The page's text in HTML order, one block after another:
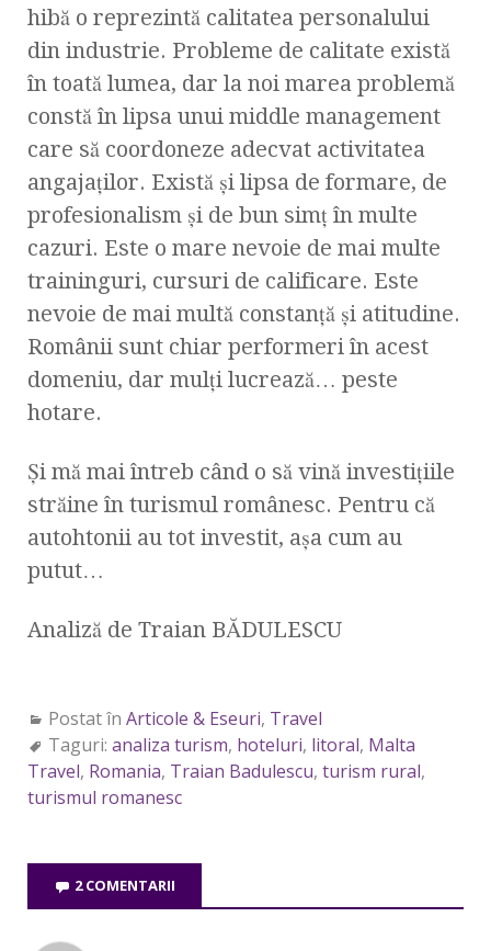
hibă o reprezintă calitatea personalului
din industrie. Probleme de calitate există
în toată lumea, dar la noi marea problemă
constă în lipsa unui middle management
care să coordoneze adecvat activitatea
angajaţilor. Există şi lipsa de formare, de
profesionalism şi de bun simţ în multe
cazuri. Este o mare nevoie de mai multe
traininguri, cursuri de calificare. Este
nevoie de mai multă constanţă şi atitudine.
Românii sunt chiar performeri în acest
domeniu, dar mulţi lucrează… peste
hotare.
Şi mă mai întreb când o să vină investiţiile
străine în turismul românesc. Pentru că
autohtonii au tot investit, aşa cum au
putut…
Analiză de Traian BĂDULESCU
Postat în Articole & Eseuri, Travel
Taguri: analiza turism, hoteluri, litoral, Malta
Travel, Romania, Traian Badulescu, turism rural,
turismul romanesc
2 COMENTARII